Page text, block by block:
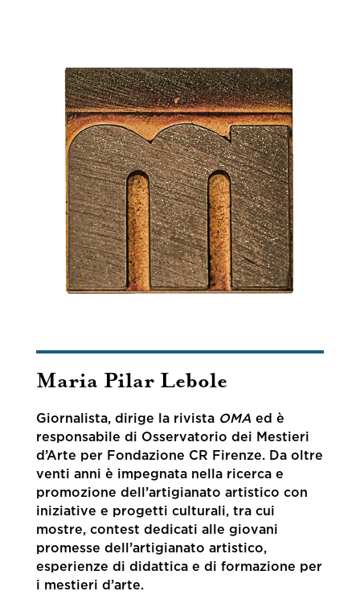
Maria Pilar Lebole
Giornalista, dirige la rivista OMA ed è
responsabile di Osservatorio dei Mestieri
d’Arte per Fondazione CR Firenze. Da oltre
venti anni è impegnata nella ricerca e
promozione dell’artigianato artistico con
iniziative e progetti culturali, tra cui
mostre, contest dedicati alle giovani
promesse dell’artigianato artistico,
esperienze di didattica e di formazione per
i mestieri d’arte.